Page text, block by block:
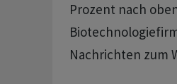
Prozent nach
Nachrichten zum